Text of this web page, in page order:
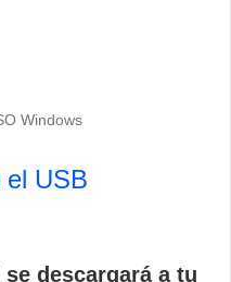
Windows
el USB
descargará a tu